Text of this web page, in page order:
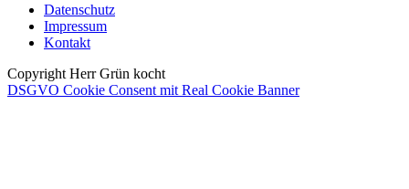
Datenschutz
Impressum
Kontakt
Copyright Herr Grün kocht
DSGVO Cookie Consent mit Real Cookie Banner